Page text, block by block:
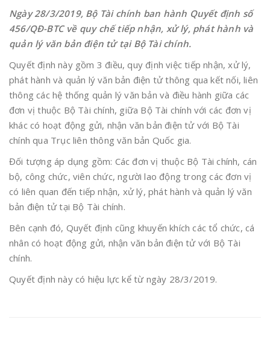
Ngày 28/3/2019, Bộ Tài chính ban hành Quyết định số
456/QĐ-BTC về quy chế tiếp nhận, xử lý, phát hành và
quản lý văn bản điện tử tại Bộ Tài chính.
Quyết định này gồm 3 điều, quy định việc tiếp nhận, xử lý,
phát hành và quản lý văn bản điện tử thông qua kết nối, liên
thông các hệ thống quản lý văn bản và điều hành giữa các
đơn vị thuộc Bộ Tài chính, giữa Bộ Tài chính với các đơn vị
khác có hoạt động gửi, nhận văn bản điện tử với Bộ Tài
chính qua Trục liên thông văn bản Quốc gia.
Đối tượng áp dụng gồm: Các đơn vị thuộc Bộ Tài chính, cán
bộ, công chức, viên chức, người lao động trong các đơn vị
có liên quan đến tiếp nhận, xử lý, phát hành và quản lý văn
bản điện tử tại Bộ Tài chính.
Bên cạnh đó, Quyết định cũng khuyến khích các tổ chức, cá
nhân có hoạt động gửi, nhận văn bản điện tử với Bộ Tài
chính.
Quyết định này có hiệu lực kể từ ngày 28/3/2019.